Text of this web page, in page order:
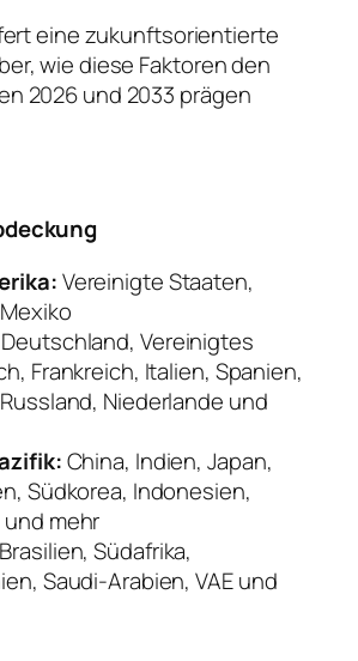
eine zukunftsorientierte
wie diese Faktoren den
2026 und 2033 prägen
Vereinigte Staaten,
Deutschland, Vereinigtes
Frankreich, Italien, Spanien,
Niederlande und
China, Indien, Japan,
Südkorea, Indonesien,
und mehr
Brasilien, Südafrika,
Saudi-Arabien, VAE und